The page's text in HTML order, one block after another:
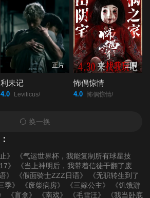
正片
利未记
4.0 Leviticus/
正片
怖偶惊情
4.0 怖偶惊情/
换一换
》
《气运世界杯，我能复制所有球星技
》
《当上神明后，我带着信徒干翻了废
》 《假面骑士ZZZ日语》
《无职转生到了
》
《废柴病房》 《三嫁公主》
《饥饿游
《盲盒》 《南戏》 《毛雪汪》
《我当卧底